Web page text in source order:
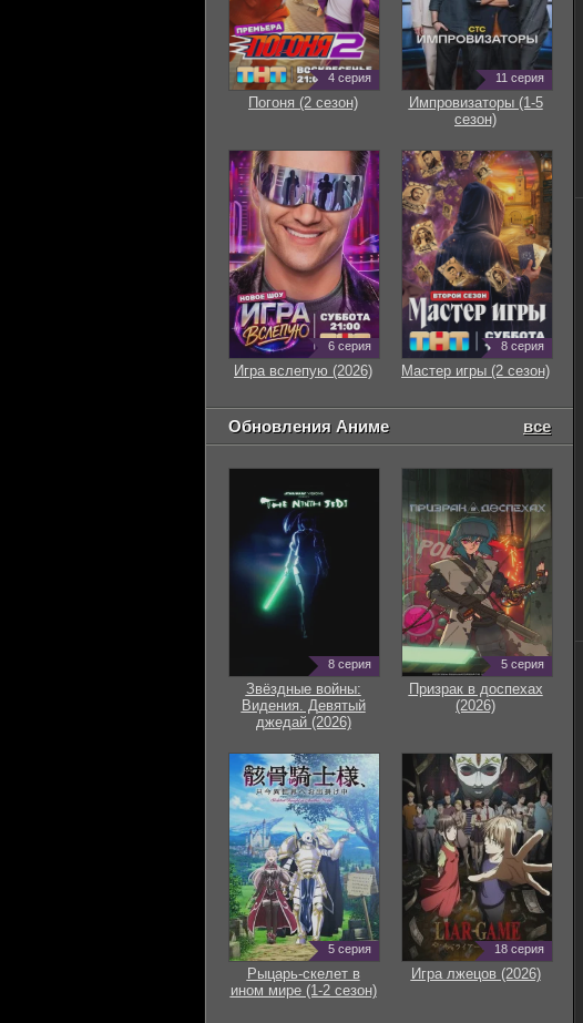
4 серия
Погоня (2 сезон)
11 серия
Импровизаторы (1-5
сезон)
6 серия
Игра вслепую (2026)
8 серия
Мастер игры (2 сезон)
Обновления Аниме все
8 серия
Звёздные войны:
Видения. Девятый
джедай (2026)
5 серия
Призрак в доспехах
(2026)
5 серия
Рыцарь-скелет в
ином мире (1-2 сезон)
18 серия
Игра лжецов (2026)